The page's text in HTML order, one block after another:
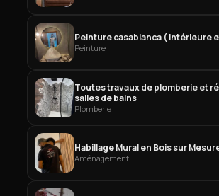
Peinture casablanca ( intérieure
Peinture
Toutes travaux de plomberie et
salles de bains
Plomberie
Habillage Mural en Bois sur
Aménagement